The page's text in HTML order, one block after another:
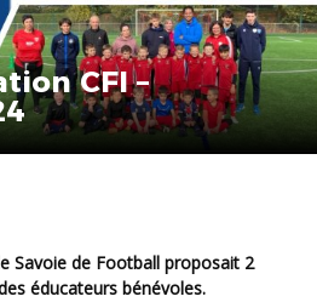
CFI –
éducateurs bénévoles.